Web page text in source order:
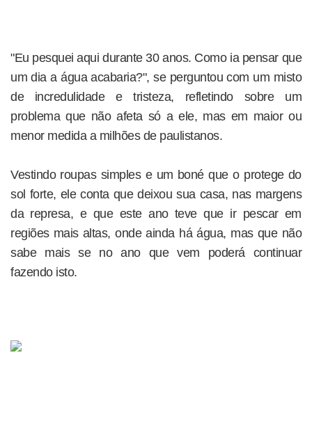
"Eu pesquei aqui durante 30 anos. Como ia pensar que
um dia a água acabaria?", se perguntou com um misto
de incredulidade e tristeza, refletindo sobre um
problema que não afeta só a ele, mas em maior ou
menor medida a milhões de paulistanos.
Vestindo roupas simples e um boné que o protege do
sol forte, ele conta que deixou sua casa, nas margens
da represa, e que este ano teve que ir pescar em
regiões mais altas, onde ainda há água, mas que não
sabe mais se no ano que vem poderá continuar
fazendo isto.